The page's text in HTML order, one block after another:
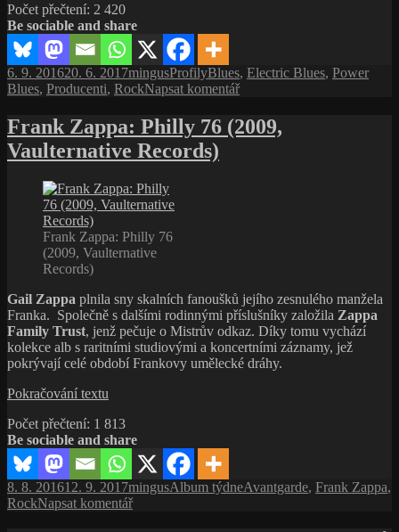
šilhavý
albín,
hrající
to
nejlepší
blues
Počet přečtení: 2 420
Be sociable and share
Publikováno:
6. 9. 201620. 6. 2017Autor:
mingusRubriky:
ProfilyŠtítky:
Blues, Electric Blues, Power
Blues, Producenti, RockNapsat komentářpro
s
názvem
Frank Zappa: Philly 76 (2009,
Vaulternative Records)
Frank Zappa: Philly 76
(2009, Vaulternative
Records)
Gail Zappa plnila sny skalních fanoušků jejího zesnulého manžela
Franka. Společně s dalšími rodinnými příslušníky založila Zappa
Family Trust, jenž pečuje o Mistrův odkaz. Díky tomu vychází
kolekce alb s raritními studiovými a koncertními záznamy, jež
pokrývají celé období Frankovy umělecké dráhy.
Pokračování textu
Philly
76
(2009,
Vaulternative
Records)
Počet přečtení: 1 813
Be sociable and share
Publikováno:
8. 8. 201612. 9. 2017Autor:
mingusRubriky:
Album týdneŠtítky:
Avantgarde, Frank Zappa,
RockNapsat komentářpro